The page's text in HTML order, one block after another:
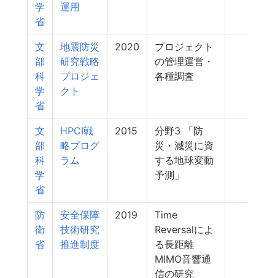
学
省
運用
文
部
科
学
省
地震防災
研究戦略
プロジェ
クト
2020
プロジェクト
の管理運営・
各種調査
文
部
科
学
省
HPCI戦
略プログ
ラム
2015
分野3 「防
災・減災に資
する地球変動
予測」
防
衛
省
安全保障
技術研究
推進制度
2019
Time
Reversalによ
る長距離
MIMO音響通
信の研究